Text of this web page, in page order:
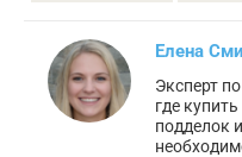
Елена
Эксперт
где
подделок